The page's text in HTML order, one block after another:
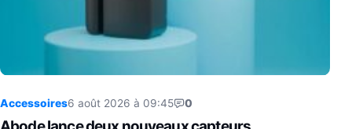
Accessoires6 août 2026 à 09:45 0